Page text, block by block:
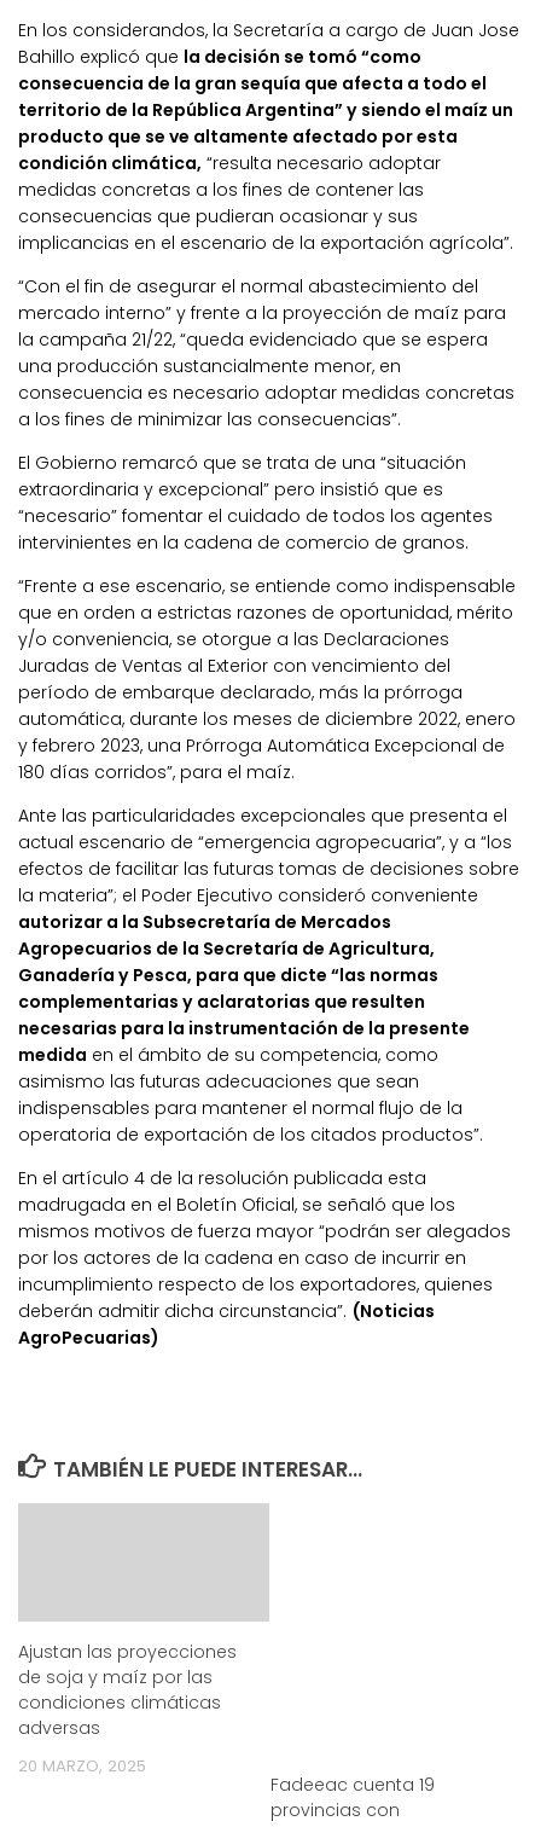
En los considerandos, la Secretaría a cargo de Juan Jose
Bahillo explicó que la decisión se tomó “como
consecuencia de la gran sequía que afecta a todo el
territorio de la República Argentina” y siendo el maíz un
producto que se ve altamente afectado por esta
condición climática, “resulta necesario adoptar
medidas concretas a los fines de contener las
consecuencias que pudieran ocasionar y sus
implicancias en el escenario de la exportación agrícola”.
“Con el fin de asegurar el normal abastecimiento del
mercado interno” y frente a la proyección de maíz para
la campaña 21/22, “queda evidenciado que se espera
una producción sustancialmente menor, en
consecuencia es necesario adoptar medidas concretas
a los fines de minimizar las consecuencias”.
El Gobierno remarcó que se trata de una “situación
extraordinaria y excepcional” pero insistió que es
“necesario” fomentar el cuidado de todos los agentes
intervinientes en la cadena de comercio de granos.
“Frente a ese escenario, se entiende como indispensable
que en orden a estrictas razones de oportunidad, mérito
y/o conveniencia, se otorgue a las Declaraciones
Juradas de Ventas al Exterior con vencimiento del
período de embarque declarado, más la prórroga
automática, durante los meses de diciembre 2022, enero
y febrero 2023, una Prórroga Automática Excepcional de
180 días corridos”, para el maíz.
Ante las particularidades excepcionales que presenta el
actual escenario de “emergencia agropecuaria”, y a “los
efectos de facilitar las futuras tomas de decisiones sobre
la materia”; el Poder Ejecutivo consideró conveniente
autorizar a la Subsecretaría de Mercados
Agropecuarios de la Secretaría de Agricultura,
Ganadería y Pesca, para que dicte “las normas
complementarias y aclaratorias que resulten
necesarias para la instrumentación de la presente
medida en el ámbito de su competencia, como
asimismo las futuras adecuaciones que sean
indispensables para mantener el normal flujo de la
operatoria de exportación de los citados productos”.
En el artículo 4 de la resolución publicada esta
madrugada en el Boletín Oficial, se señaló que los
mismos motivos de fuerza mayor “podrán ser alegados
por los actores de la cadena en caso de incurrir en
incumplimiento respecto de los exportadores, quienes
deberán admitir dicha circunstancia”. (Noticias
AgroPecuarias)
TAMBIÉN LE PUEDE INTERESAR...
Ajustan las proyecciones
de soja y maíz por las
condiciones climáticas
adversas
20 MARZO, 2025
Fadeeac cuenta 19
provincias con